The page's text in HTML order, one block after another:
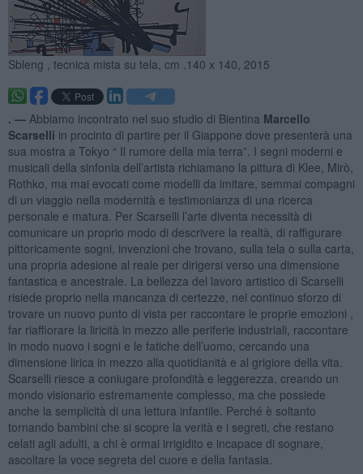
Sbleng , tecnica mista su tela, cm .140 x 140, 2015
. — Abbiamo incontrato nel suo studio di Bientina Marcello
Scarselli in procinto di partire per il Giappone dove presenterà una
sua mostra a Tokyo “ Il rumore della mia terra”. I segni moderni e
musicali della sinfonia dell’artista richiamano la pittura di Klee, Mirò,
Rothko, ma mai evocati come modelli da imitare, semmai compagni
di un viaggio nella modernità e testimonianza di una ricerca
personale e matura. Per Scarselli l’arte diventa necessità di
comunicare un proprio modo di descrivere la realtà, di raffigurare
pittoricamente sogni, invenzioni che trovano, sulla tela o sulla carta,
una propria adesione al reale per dirigersi verso una dimensione
fantastica e ancestrale. La bellezza del lavoro artistico di Scarselli
risiede proprio nella mancanza di certezze, nel continuo sforzo di
trovare un nuovo punto di vista per raccontare le proprie emozioni ,
far riaffiorare la liricità in mezzo alle periferie industriali, raccontare
in modo nuovo i sogni e le fatiche dell’uomo, cercando una
dimensione lirica in mezzo alla quotidianità e al grigiore della vita.
Scarselli riesce a coniugare profondità e leggerezza, creando un
mondo visionario estremamente complesso, ma che possiede
anche la semplicità di una lettura infantile. Perché è soltanto
tornando bambini che si scopre la verità e i segreti, che restano
celati agli adulti, a chi è ormai irrigidito e incapace di sognare,
ascoltare la voce segreta del cuore e della fantasia.